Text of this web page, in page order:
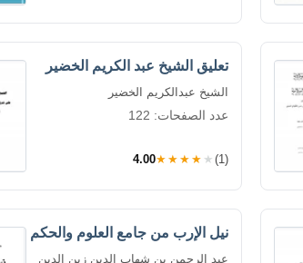
تعليق الشيخ عبد الكريم الخضير
الشيخ عبدالكريم الخضير
عدد الصفحات: 122
4.00★★★★★ (1)
نيل الإرب من جامع العلوم والحكم
عبد الرحمن بن شهاب الدين زين الدين